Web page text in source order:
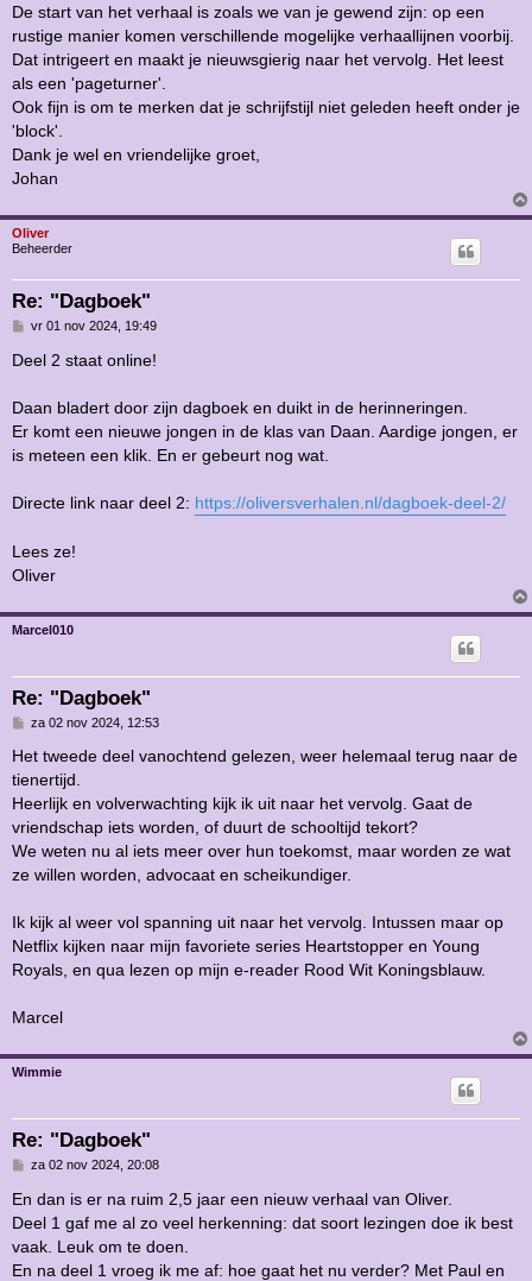
c
h
t
De start van het verhaal is zoals we van je gewend zijn: op een
rustige manier komen verschillende mogelijke verhaallijnen voorbij.
Dat intrigeert en maakt je nieuwsgierig naar het vervolg. Het leest
als een 'pageturner'.
Ook fijn is om te merken dat je schrijfstijl niet geleden heeft onder je
'block'.
Dank je wel en vriendelijke groet,
Johan
Oliver
Beheerder
Re: "Dagboek"
B
r
i
t
vr 01 nov 2024, 19:49
Deel 2 staat online!
Daan bladert door zijn dagboek en duikt in de herinneringen.
Er komt een nieuwe jongen in de klas van Daan. Aardige jongen, er
is meteen een klik. En er gebeurt nog wat.
Directe link naar deel 2: https://oliversverhalen.nl/dagboek-deel-2/
Lees ze!
Oliver
Marcel010
Re: "Dagboek"
B
r
c
h
t
za 02 nov 2024, 12:53
Het tweede deel vanochtend gelezen, weer helemaal terug naar de
tienertijd.
Heerlijk en volverwachting kijk ik uit naar het vervolg. Gaat de
vriendschap iets worden, of duurt de schooltijd tekort?
We weten nu al iets meer over hun toekomst, maar worden ze wat
ze willen worden, advocaat en scheikundiger.
Ik kijk al weer vol spanning uit naar het vervolg. Intussen maar op
Netflix kijken naar mijn favoriete series Heartstopper en Young
Royals, en qua lezen op mijn e-reader Rood Wit Koningsblauw.
Marcel
Wimmie
Re: "Dagboek"
B
r
i
c
t
za 02 nov 2024, 20:08
En dan is er na ruim 2,5 jaar een nieuw verhaal van Oliver.
Deel 1 gaf me al zo veel herkenning: dat soort lezingen doe ik best
vaak. Leuk om te doen.
En na deel 1 vroeg ik me af: hoe gaat het nu verder? Met Paul en